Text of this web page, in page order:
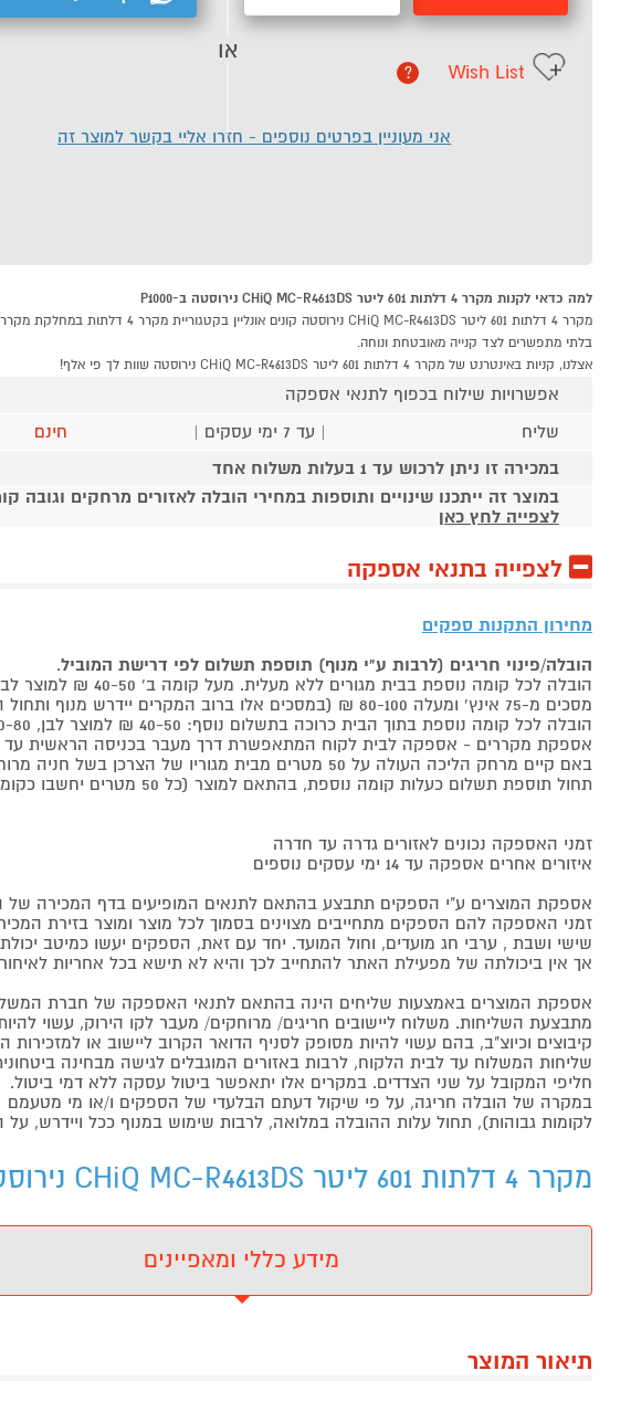
או
Wish List
?
אני מעוניין בפרטים נוספים - חזרו אליי בקשר למוצר זה
למה כדאי לקנות מקרר 4 דלתות 601 ליטר CHiQ MC-R4613DS נירוסטה ב-P1000
בלתי מתפשרים לצד קנייה מאובטחת ונוחה.
אצלנו, קניות באינטרנט של מקרר 4 דלתות 601 ליטר CHiQ MC-R4613DS נירוסטה שוות לך פי אלף!
אפשרויות שילוח בכפוף לתנאי אספקה
שליח
| עד 7 ימי עסקים |
חינם
במכירה זו ניתן לרכוש עד 1 בעלות משלוח אחד
במוצר זה ייתכנו שינויים ותוספות במחירי הובלה לאזורים מרחקים וגובה
לצפייה לחץ כאן
לצפייה בתנאי אספקה
מחירון התקנות ספקים
הובלה/פינוי חריגים (לרבות ע"י מנוף) תוספת תשלום לפי דרישת המוביל.
הובלה לכל קומה נוספת בבית מגורים ללא מעלית. מעל קומה ב' 40-50 ₪ למוצר לבן, 60-80 ₪ למקרר/מקפיא, מסכים עד 65 אינץ' בין 50-80 ₪
מסכים מ-75 אינץ' ומעלה 80-100 ₪ (במסכים אלו ברוב המקרים יידרש מנוף ותחול הוראת הובלה חריגה שלעיל. אם לא יידרש מנוף תחול תוספת הקומות כבר מהקומה הראשונה)
הובלה לכל קומה נוספת בתוך הבית כרוכה בתשלום נוסף: 40-50 ₪ למוצר לבן, 60-80 ₪ למקרר/מקפיא, מסכים עד 65 אינץ' בין 50-80 ₪, מסכים מ-75 אינץ' ומעלה 80-100 ₪.
אספקת מקררים - אספקה לבית לקוח המתאפשרת דרך מעבר בכניסה הראשית עד קומה ב' ללא
באם קיים מרחק הליכה העולה על 50 מטרים מבית מגוריו של הצרכן בשל חניה מרוחקת או חוסר גישה לביתו,
תחול תוספת תשלום כעלות קומה נוספת, בהתאם למוצר (כל 50 מטרים יחשבו כקומה נוספת).
זמני האספקה נכונים לאזורים גדרה עד חדרה
איזורים אחרים אספקה עד 14 ימי עסקים נוספים
אספקת המוצרים ע"י הספקים תתבצע בהתאם לתנאים המופיעים בדף המכירה של
זמני האספקה להם הספקים מתחייבים מצוינים בסמוך לכל מוצר ומוצר בזירת
שישי ושבת , ערבי חג מועדים, וחול המועד. יחד עם זאת, הספקים יעשו כמיטב
אך אין ביכולתה של מפעילת האתר להתחייב לכך והיא לא תישא בכל אחריות
אספקת המוצרים באמצעות שליחים הינה בהתאם לתנאי האספקה של חברת
מתבצעת השליחות. משלוח ליישובים חריגים/ מרוחקים/ מעבר לקו הירוק, עשוי
קיבוצים וכיוצ"ב, בהם עשוי להיות מסופק לסניף הדואר הקרוב ליישוב או
שליחות המשלוח עד לבית הלקוח, לרבות באזורים המוגבלים לגישה מבחינה
חליפי המקובל על שני הצדדים. במקרים אלו יתאפשר ביטול עסקה ללא דמי ביטול.
במקרה של הובלה חריגה, על פי שיקול דעתם הבלעדי של הספקים ו/או מי מטעמם
לקומות גבוהות), תחול עלות ההובלה במלואה, לרבות שימוש במנוף ככל ויידרש, על
מקרר 4 דלתות 601 ליטר CHiQ MC-R4613DS נירוסטה - מידע נוסף
מידע כללי ומאפיינים
תיאור המוצר